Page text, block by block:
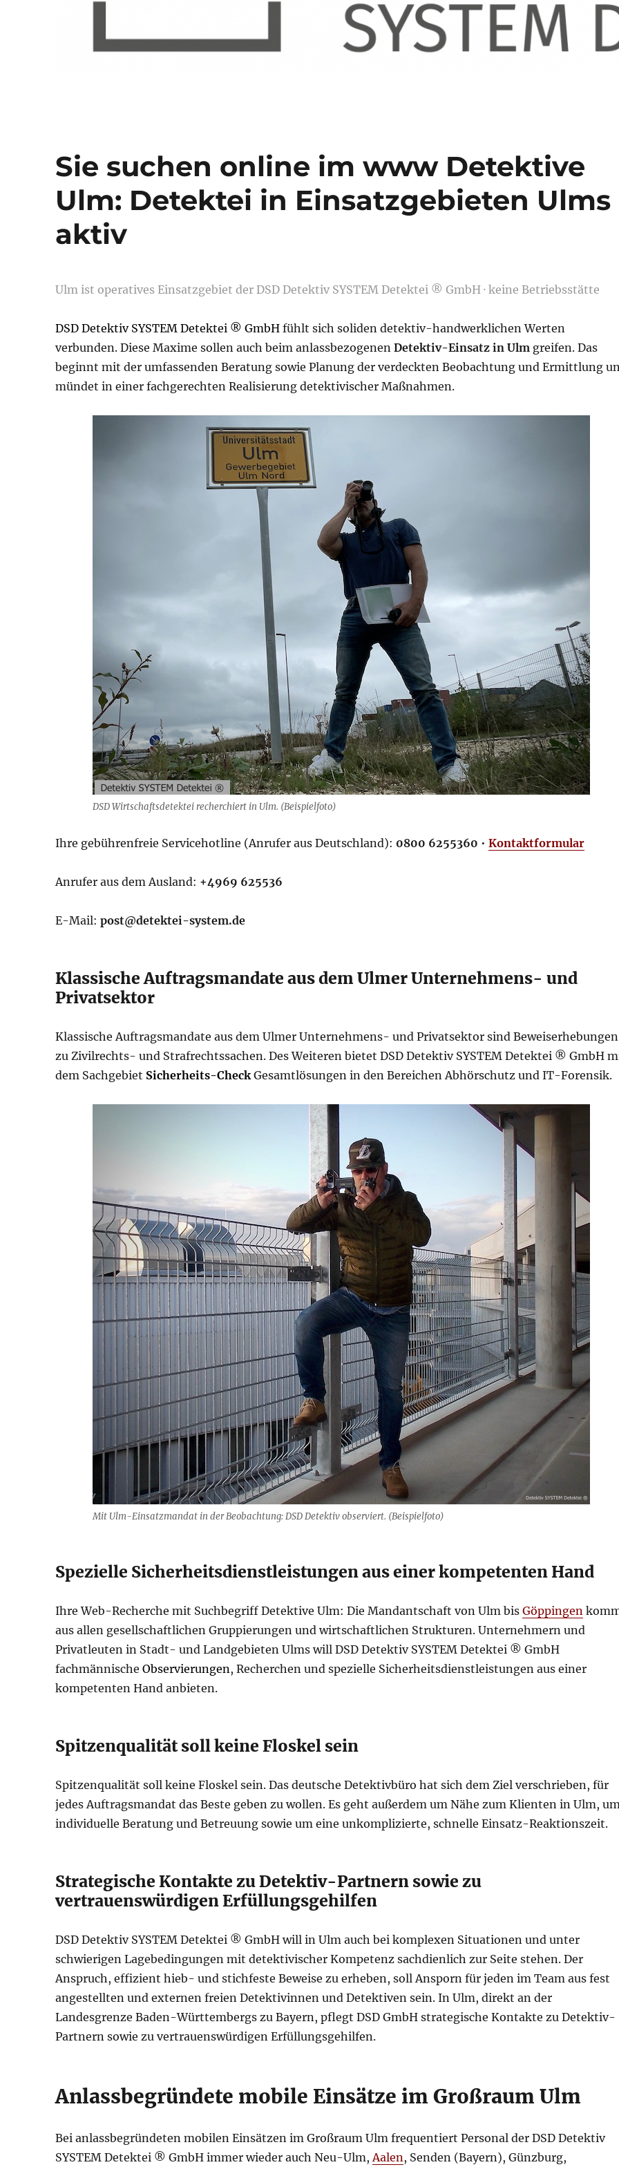
Sie suchen online im www Detektive
Ulm: Detektei in Einsatzgebieten Ulms
aktiv
Ulm ist operatives Einsatzgebiet der DSD Detektiv SYSTEM Detektei ® GmbH · keine Betriebsstätte
DSD Detektiv SYSTEM Detektei ® GmbH fühlt sich soliden detektiv-handwerklichen Werten
verbunden. Diese Maxime sollen auch beim anlassbezogenenDetektiv-Einsatz in Ulm greifen. Das
beginnt mit der umfassenden Beratung sowie Planung der verdeckten Beobachtung und Ermittlung
mündet in einer fachgerechten Realisierung detektivischer Maßnahmen.
DSD Wirtschaftsdetektei recherchiert in Ulm. (Beispielfoto)
Ihre gebührenfreie Servicehotline (Anrufer aus Deutschland): 0800 6255360 •Kontaktformular
Anrufer aus dem Ausland: +4969 625536
E-Mail:post@detektei-system.de
Klassische Auftragsmandate aus dem Ulmer Unternehmens- und
Privatsektor
Klassische Auftragsmandate aus dem Ulmer Unternehmens- und Privatsektor sind Beweiserhebungen
zu Zivilrechts- und Strafrechtssachen. Des Weiteren bietet DSD Detektiv SYSTEM Detektei ® GmbH
dem Sachgebiet Sicherheits-Check Gesamtlösungen in den Bereichen Abhörschutz und IT-Forensik.
Mit Ulm-Einsatzmandat in der Beobachtung: DSD Detektiv observiert. (Beispielfoto)
Spezielle Sicherheitsdienstleistungen aus einer kompetenten Hand
Ihre Web-Recherche mit Suchbegriff Detektive Ulm: Die Mandantschaft von Ulm bisGöppingen
aus allen gesellschaftlichen Gruppierungen und wirtschaftlichen Strukturen. Unternehmern und
Privatleuten in Stadt- und Landgebieten Ulms will DSD Detektiv SYSTEM Detektei ® GmbH
fachmännischeObservierungen , Recherchen und spezielle Sicherheitsdienstleistungen aus einer
kompetenten Hand anbieten.
Spitzenqualität soll keine Floskel sein
Spitzenqualität soll keine Floskel sein. Das deutsche Detektivbüro hat sich dem Ziel verschrieben, für
jedes Auftragsmandat das Beste geben zu wollen. Es geht außerdem um Nähe zum Klienten in Ulm,
individuelle Beratung und Betreuung sowie um eine unkomplizierte, schnelle Einsatz-Reaktionszeit.
Strategische Kontakte zu Detektiv-Partnern sowie zu
vertrauenswürdigen Erfüllungsgehilfen
DSD Detektiv SYSTEM Detektei ® GmbH will in Ulm auch bei komplexen Situationen und unter
schwierigen Lagebedingungen mit detektivischer Kompetenz sachdienlich zur Seite stehen. Der
Anspruch, effizient hieb- und stichfeste Beweise zu erheben, soll Ansporn für jeden im Team aus fest
angestellten und externen freien Detektivinnen und Detektiven sein. In Ulm, direkt an der
Landesgrenze Baden-Württembergs zu Bayern, pflegt DSD GmbH strategische Kontakte zu Detektiv-
Partnern sowie zu vertrauenswürdigen Erfüllungsgehilfen.
Anlassbegründete mobile Einsätze im Großraum Ulm
Bei anlassbegründeten mobilen Einsätzen im Großraum Ulm frequentiert Personal der DSD Detektiv
SYSTEM Detektei ® GmbH immer wieder auch Neu-Ulm, Aalen , Senden (Bayern), Günzburg,